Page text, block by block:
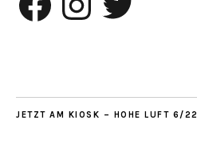
JETZT AM KIOSK – HOHE LUFT 6/22